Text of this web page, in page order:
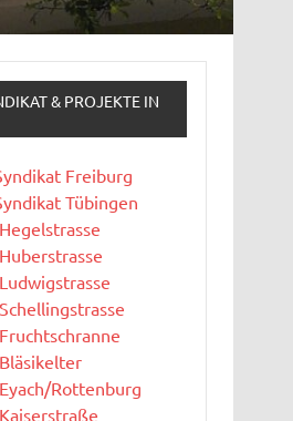
& PROJEKTE IN
Freiburg
Tübingen
Rottenburg